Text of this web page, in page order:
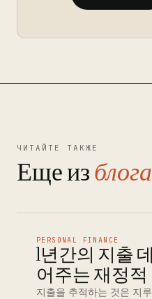
ЧИТАЙТЕ ТАКЖЕ
Еще из
PERSONAL FINANCE
1년간의 지출
어주는 재정적
지출을 추적하는 것은 지